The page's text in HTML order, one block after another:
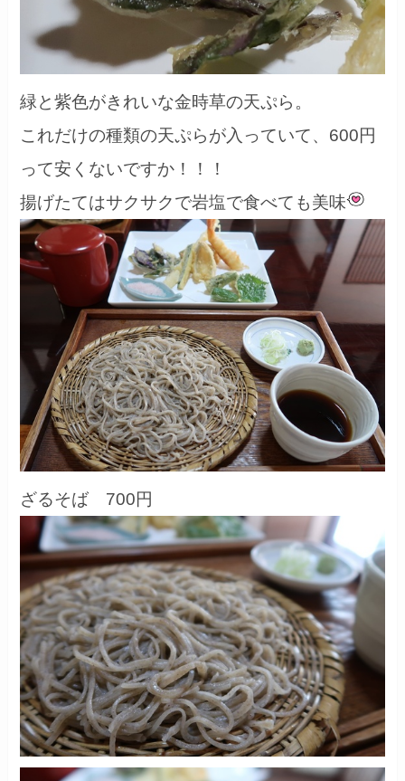
緑と紫色がきれいな金時草の天ぷら。
これだけの種類の天ぷらが入っていて、600円
って安くないですか！！！
揚げたてはサクサクで岩塩で食べても美味
ざるそば 700円